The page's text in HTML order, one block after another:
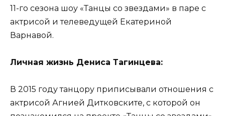
11-го сезона шоу «Танцы со звездами» в паре с
актрисой и телеведущей Екатериной
Варнавой.
Личная жизнь Дениса Тагинцева:
В 2015 году танцору приписывали отношения с
актрисой Агнией Дитковските, с которой он